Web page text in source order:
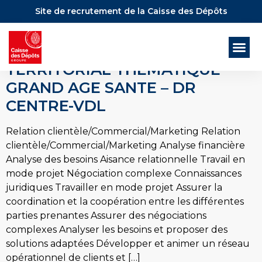
Site de recrutement de la Caisse des Dépôts
CHARGÉ / CHARGÉE DE
DÉVELOPPEMENT
TERRITORIAL THEMATIQUE
GRAND AGE SANTE – DR
CENTRE-VDL
Relation clientèle/Commercial/Marketing Relation
clientèle/Commercial/Marketing Analyse financière
Analyse des besoins Aisance relationnelle Travail en
mode projet Négociation complexe Connaissances
juridiques Travailler en mode projet Assurer la
coordination et la coopération entre les différentes
parties prenantes Assurer des négociations
complexes Analyser les besoins et proposer des
solutions adaptées Développer et animer un réseau
opérationnel de clients et […]